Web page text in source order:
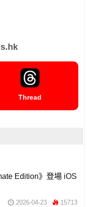
Thread
Edition》登場 iOS
2026-04-23 15713